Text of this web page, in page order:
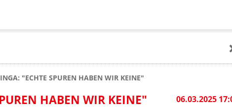
"ECHTE SPUREN HABEN WIR KEINE"
06.03.2025
HABEN WIR KEINE"